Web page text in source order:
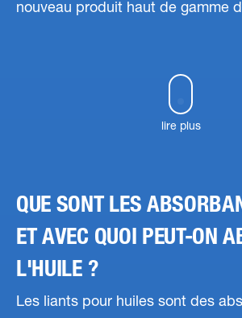
nouveau produit haut de gamme
lire plus
QUE SONT LES
ET AVEC QUOI PEUT-ON
L'HUILE ?
Les liants pour huiles sont des